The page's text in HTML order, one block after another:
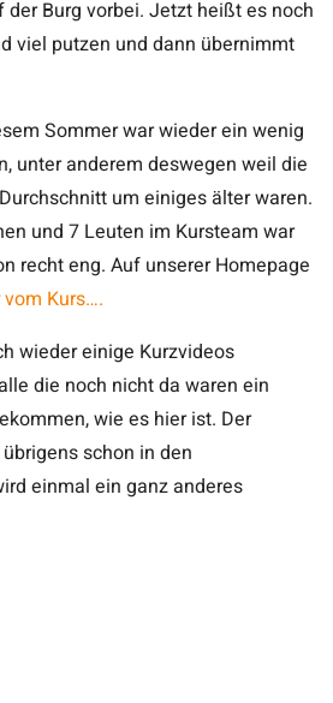
der Burg vorbei. Jetzt heißt es noch
viel putzen und dann übernimmt
Sommer war wieder ein wenig
unter anderem deswegen weil die
um einiges älter waren.
und 7 Leuten im Kursteam war
recht eng. Auf unserer Homepage
vom Kurs….
wieder einige Kurzvideos
die noch nicht da waren ein
wie es hier ist. Der
schon in den
einmal ein ganz anderes